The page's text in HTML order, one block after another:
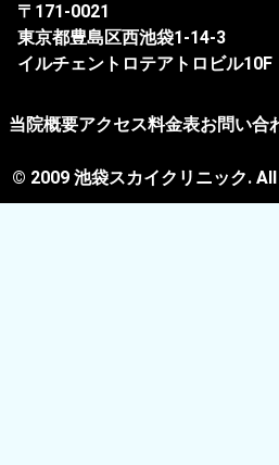
診療方法
テレビ電話の方法の選択
〒171-0021
東京都豊島区西池袋1-14-3
イルチェントロテアトロビル10F
当院概要アクセス料金表お問い合
© 2009 池袋スカイクリニック.